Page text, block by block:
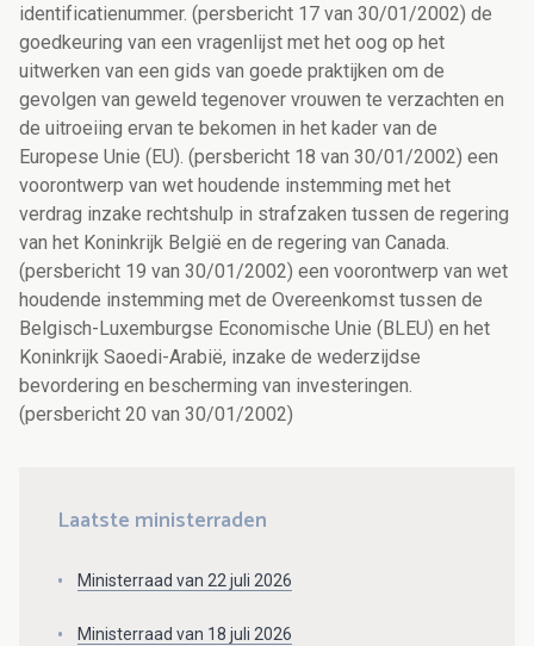
identificatienummer. (persbericht 17 van 30/01/2002) de
goedkeuring van een vragenlijst met het oog op het
uitwerken van een gids van goede praktijken om de
gevolgen van geweld tegenover vrouwen te verzachten en
de uitroeiing ervan te bekomen in het kader van de
Europese Unie (EU). (persbericht 18 van 30/01/2002) een
voorontwerp van wet houdende instemming met het
verdrag inzake rechtshulp in strafzaken tussen de regering
van het Koninkrijk België en de regering van Canada.
(persbericht 19 van 30/01/2002) een voorontwerp van wet
houdende instemming met de Overeenkomst tussen de
Belgisch-Luxemburgse Economische Unie (BLEU) en het
Koninkrijk Saoedi-Arabië, inzake de wederzijdse
bevordering en bescherming van investeringen.
(persbericht 20 van 30/01/2002)
Laatste ministerraden
Ministerraad van 22 juli 2026
Ministerraad van 18 juli 2026